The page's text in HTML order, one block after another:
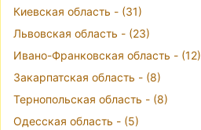
Киевская область - (31)
Львовская область - (23)
Ивано-Франковская область - (12)
Закарпатская область - (8)
Тернопольская область - (8)
Одесская область - (5)